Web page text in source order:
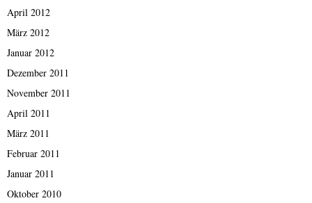
April 2012
März 2012
Januar 2012
Dezember 2011
November 2011
April 2011
März 2011
Februar 2011
Januar 2011
Oktober 2010